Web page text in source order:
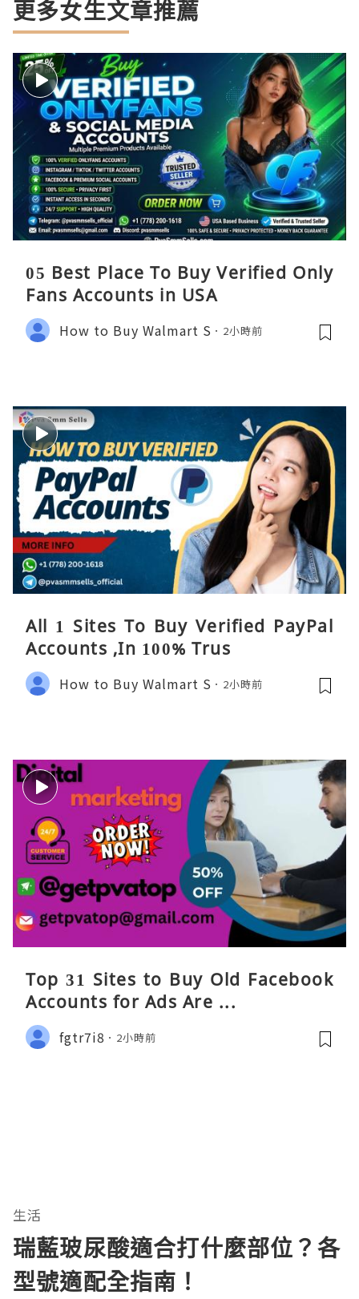
更多女生文章推薦
05 Best Place To Buy Verified Only
Fans Accounts in USA
How to Buy Walmart S 2小時前
All 1 Sites To Buy Verified PayPal
Accounts ,In 100% Trus
How to Buy Walmart S 2小時前
Top 31 Sites to Buy Old Facebook
Accounts​ for Ads Are ...
fgtr7i8 2小時前
生活
瑞藍玻尿酸適合打什麼部位？各
型號適配全指南！